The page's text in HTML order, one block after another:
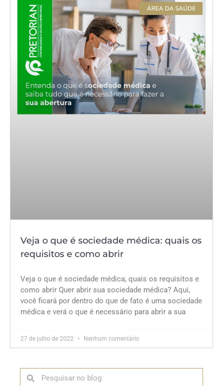
ÁREA DA SAÚDE
Veja o que é sociedade médica: quais os
requisitos e como abrir
Veja o que é sociedade médica, quais os requisitos e
como abrir Quer abrir sua sociedade médica? Aqui,
você ficará por dentro do que de fato é uma sociedade
médica e verá o que é necessário para abrir a sua
27 de julho de 2022 Nenhum comentário